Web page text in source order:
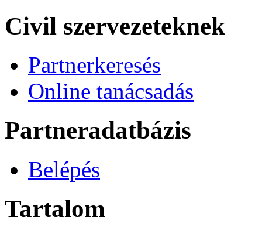
Civil szervezeteknek
Partnerkeresés
Online tanácsadás
Partneradatbázis
Belépés
Tartalom